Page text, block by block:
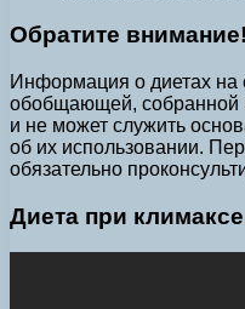
Обратите внимание!
Информация о диетах на
обобщающей, собранной
и не может служить
об их использовании.
обязательно
Диета при